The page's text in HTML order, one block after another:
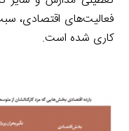
فعالیت‌های اقتصادی،
کاری شده است.